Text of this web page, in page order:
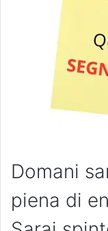
Domani
piena di